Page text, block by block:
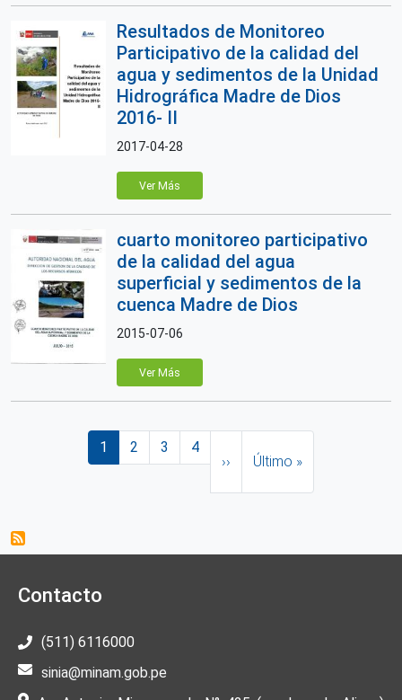
Resultados de Monitoreo
Participativo de la calidad del
agua y sedimentos de la Unidad
Hidrográfica Madre de Dios
2016- II
2017-04-28
Ver Más
cuarto monitoreo participativo
de la calidad del agua
superficial y sedimentos de la
cuenca Madre de Dios
2015-07-06
Ver Más
Paginación
Página actual
1 Página
2 Página
3 Página
4
››
Último »
Contacto
(511) 6116000
sinia@minam.gob.pe